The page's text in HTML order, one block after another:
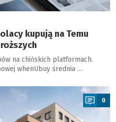
kupują na Temu
na chińskich platformach.
whenUbuy średnia …
0